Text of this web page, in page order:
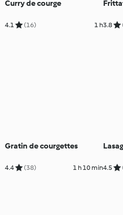
Curry de courge
4.1 (16) 1 h3.8
Gratin de courgettes
4.4 (38) 1 h 10 min4.5